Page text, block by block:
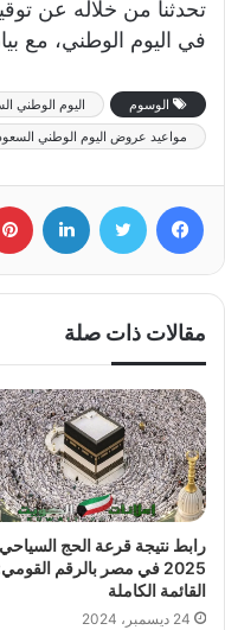
تحدثنا من خلاله عن
في اليوم الوطني، مع
الوسوم اليوم الوطني
مواعيد عروض اليوم الوطني
مقالات ذات صلة
رابط نتيجة قرعة الحج السياحي
2025 في مصر بالرقم
القائمة الكاملة
24 ديسمبر، 2024